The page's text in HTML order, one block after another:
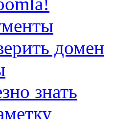
домен
знать